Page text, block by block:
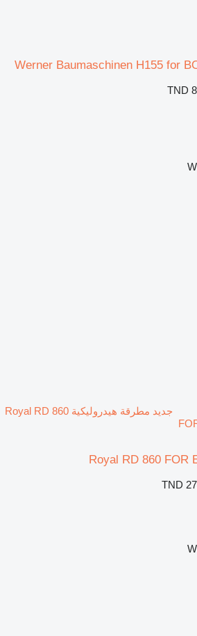
Werner Baumaschinen H155 for
TND
جديد مطرقة هيدروليكية Royal RD 860
Royal RD 860 FOR
TND